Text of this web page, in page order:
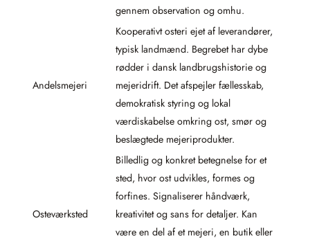
gennem observation og omhu.
Andelsmejeri
Kooperativt osteri ejet af leverandører,
typisk landmænd. Begrebet har dybe
rødder i dansk landbrugshistorie og
mejeridrift. Det afspejler fællesskab,
demokratisk styring og lokal
værdiskabelse omkring ost, smør og
beslægtede mejeriprodukter.
Osteværksted
Billedlig og konkret betegnelse for et
sted, hvor ost udvikles, formes og
forfines. Signaliserer håndværk,
kreativitet og sans for detaljer. Kan
være en del af et mejeri, en butik eller